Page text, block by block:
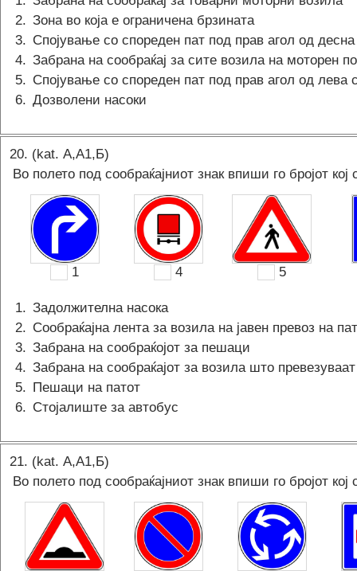
2. Зона во која е ограничена брзината
3. Спојување со спореден пат под прав агол од
4. Забрана на сообраќај за сите возила на моторен
5. Спојување со спореден пат под прав агол од лева
6. Дозволени насоки
20. (kat. А,A1,Б)
Во полето под сообраќајниот знак впиши го бројот
1 4 5
1. Задолжителна насока
2. Сообраќајна лента за возила на јавен превоз на
3. Забрана на сообраќојот за пешаци
4. Забрана на сообраќајот за возила што
5. Пешаци на патот
6. Стојалиште за автобус
21. (kat. А,A1,Б)
Во полето под сообраќајниот знак впиши го бројот